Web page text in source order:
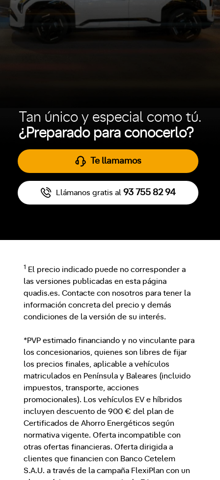
Tan único y especial como tú.
¿Preparado para conocerlo?
Te llamamos
Llámanos gratis al 93 755 82 94
1
El precio indicado puede no corresponder a
las versiones publicadas en esta página
quadis.es. Contacte con nosotros para tener la
información concreta del precio y demás
condiciones de la versión de su interés.
*PVP estimado financiando y no vinculante para
los concesionarios, quienes son libres de fijar
los precios finales, aplicable a vehículos
matriculados en Península y Baleares (incluido
impuestos, transporte, acciones
promocionales). Los vehículos EV e híbridos
incluyen descuento de 900 € del plan de
Certificados de Ahorro Energéticos según
normativa vigente. Oferta incompatible con
otras ofertas financieras. Oferta dirigida a
clientes que financien con Banco Cetelem
S.A.U. a través de la campaña FlexiPlan con un